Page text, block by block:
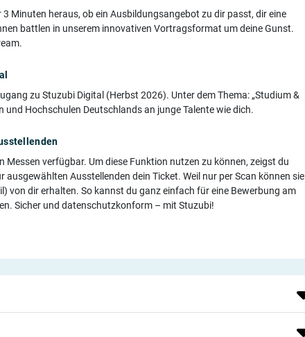
Minuten heraus, ob ein Ausbildungsangebot zu dir passt, dir eine
battlen in unserem innovativen Vortragsformat um deine Gunst.
zu Stuzubi Digital (Herbst 2026). Unter dem Thema: „Studium &
Hochschulen Deutschlands an junge Talente wie dich.
verfügbar. Um diese Funktion nutzen zu können, zeigst du
Ausstellenden dein Ticket. Weil nur per Scan können sie
von dir erhalten. So kannst du ganz einfach für eine Bewerbung am
Sicher und datenschutzkonform – mit Stuzubi!